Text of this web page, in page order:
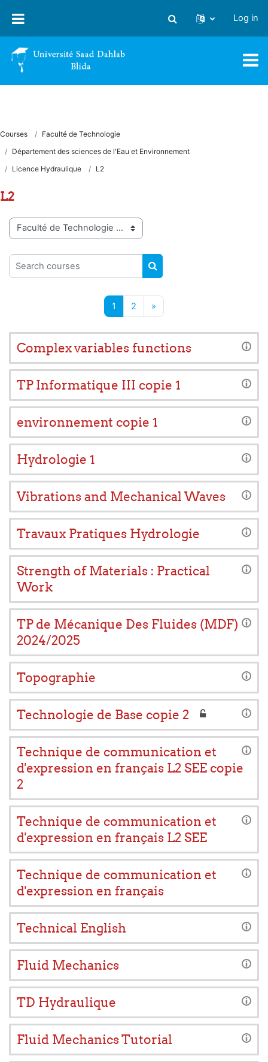
Toggle search input
Log in
Courses
Faculté de Technologie
Département des sciences de l'Eau et Environnement
Licence Hydraulique
L2
L2
Course categories
Search courses
SEARCH COURSES
1 Page 1
2 Page 2
»
Complex variables functions
TP Informatique III copie 1
environnement copie 1
Hydrologie 1
Vibrations and Mechanical Waves
Travaux Pratiques Hydrologie
Strength of Materials : Practical
Work
TP de Mécanique Des Fluides (MDF)
2024/2025
Topographie
Technologie de Base copie 2
Technique de communication et
d'expression en français L2 SEE copie
2
Technique de communication et
d'expression en français L2 SEE
Technique de communication et
d'expression en français
Technical English
Fluid Mechanics
TD Hydraulique
Fluid Mechanics Tutorial